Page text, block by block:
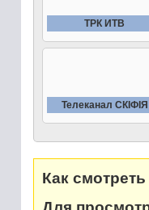
ТРК ИТВ
Телеканал СКIФIЯ
Как